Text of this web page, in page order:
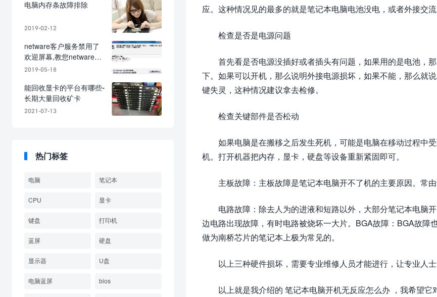
应。这种情况见的最多的就是笔记本电脑电池没电，或者外接交流
检查是否是电源问题
首先看是否电源没插好或者插头有问题，如果用的是电池，
下。如果可以开机，那么说明外接电源损坏，如果不能，那么就
键失灵，这种情况建议拿去检修。
检查关键部件是否松动
如果电脑是在搬移之后发生死机，可能是电脑在移动过程中
机。打开机器把内存，显卡，硬盘等设备重新紧固即可。
主板故障：主板故障是笔记本电脑开不了机的主要原因。常
电路故障：除去人为的进液和短路以外，大部分笔记本电脑
边电路出现故障，有时电路被烧坏一大片。BGA故障：BGA故
做为南桥芯片的笔记本上极为常见的。
以上三种硬件损坏，需要专业维修人员才能进行，让专业人
以上就是我介绍的 笔记本电脑开机无反应怎么办 ，我希望
电脑内存条故障排除
2019-02-12
netware客户服务禁用了
欢迎屏幕,教您netware客
户服务禁用了欢迎屏幕怎
2019-05-18
能回收显卡的平台有哪些-
长期大量回收矿卡
2021-07-13
热门标签
电脑 笔记本
CPU 显卡
键盘 打印机
蓝屏 硬盘
显示器 U盘
电脑蓝屏 bios